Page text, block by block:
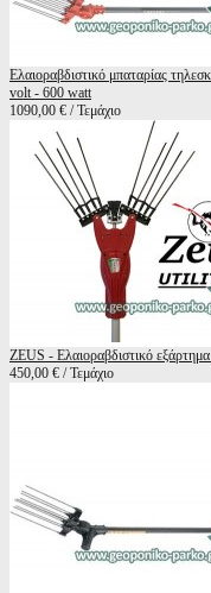
Ελαιοραβδιστικό μπαταρίας
volt - 600 watt
1090,00 € / Τεμάχιο
ZEUS - Ελαιοραβδιστικό
450,00 € / Τεμάχιο